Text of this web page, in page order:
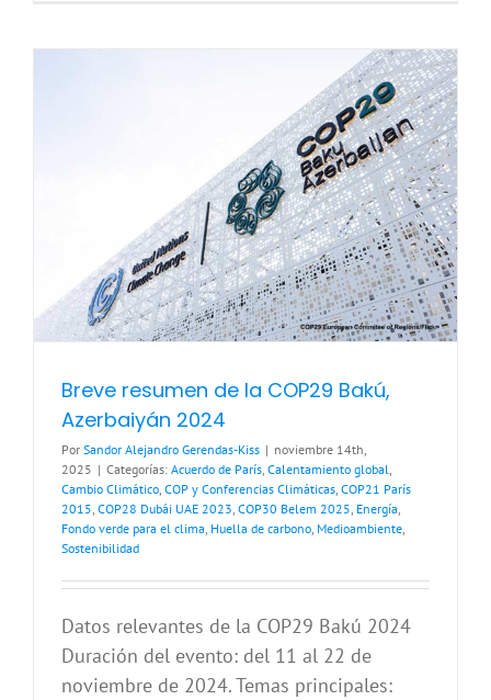
Breve resumen de la COP29 Bakú,
Azerbaiyán 2024
Por Sandor Alejandro Gerendas-Kiss | noviembre 14th,
2025 | Categorías: Acuerdo de París Calentamiento global
Cambio Climático COP y Conferencias Climáticas COP21 París
2015 COP28 Dubái UAE 2023 COP30 Belem 2025 Energía
Fondo verde para el clima Huella de carbono Medioambiente
Sostenibilidad
Datos relevantes de la COP29 Bakú 2024
Duración del evento: del 11 al 22 de
noviembre de 2024. Temas principales: